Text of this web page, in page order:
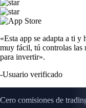
«Esta app se adapta a ti y
muy fácil, tú controlas las
para invertir».
-Usuario verificado
Cero comisiones de